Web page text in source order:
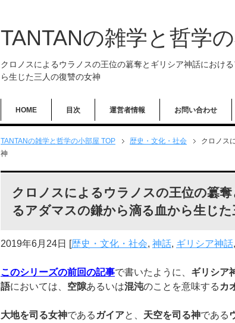
TANTANの雑学と哲学
クロノスによるウラノスの王位の簒奪とギリシア神話におけ
ら生じた三人の復讐の女神
HOME 目次 運営者情報 お問い合わせ
TANTANの雑学と哲学の小部屋 TOP 歴史・文化・社会
クロノス
神
クロノスによるウラノスの王位の簒
るアダマスの鎌から滴る血から生じ
2019年6月24日 [歴史・文化・社会, 神話, ギリシア神話,
このシリーズの前回の記事で書いたように、 ギリシア
語においては、 空隙あるいは混沌のことを意味する カ
大地を司る女神である ガイアと、 天空を司る神である